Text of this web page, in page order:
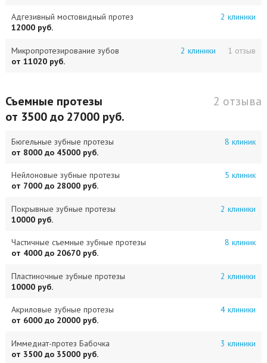
Адгезивный мостовидный протез
2 клиники
12000 руб.
Микропротезирование зубов 1 отзыв
2 клиники
от 11020 руб.
Съемные протезы
2 отзыва
от 3500 до 27000 руб.
Бюгельные зубные протезы
8 клиник
от 8000 до 45000 руб.
Нейлоновые зубные протезы
5 клиник
от 7000 до 28000 руб.
Покрывные зубные протезы
2 клиники
10000 руб.
Частичные съемные зубные протезы
8 клиник
от 4000 до 20670 руб.
Пластиночные зубные протезы
2 клиники
10000 руб.
Акриловые зубные протезы
4 клиники
от 6000 до 20000 руб.
Иммедиат-протез Бабочка
3 клиники
от 3500 до 35000 руб.